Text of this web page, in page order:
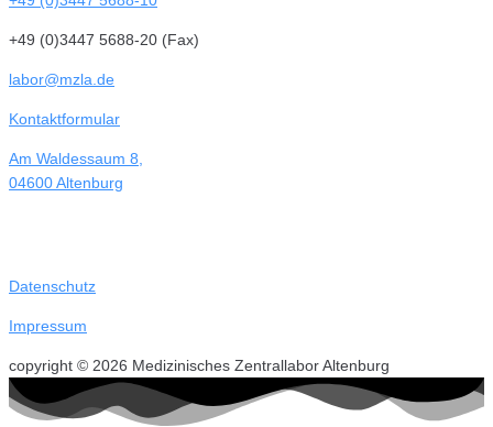
+49 (0)3447 5688-20 (Fax)
labor@mzla.de
Kontaktformular
Am Waldessaum 8,
04600 Altenburg
Datenschutz
Impressum
copyright © 2026 Medizinisches Zentrallabor Altenburg